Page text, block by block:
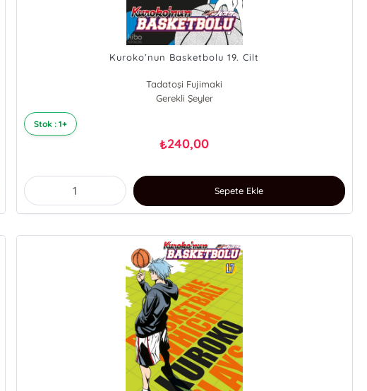
Kuroko’nun Basketbolu 19. Cilt
Tadatoşi Fujimaki
Gerekli Şeyler
Stok : 1+
₺240,00
Sepete Ekle